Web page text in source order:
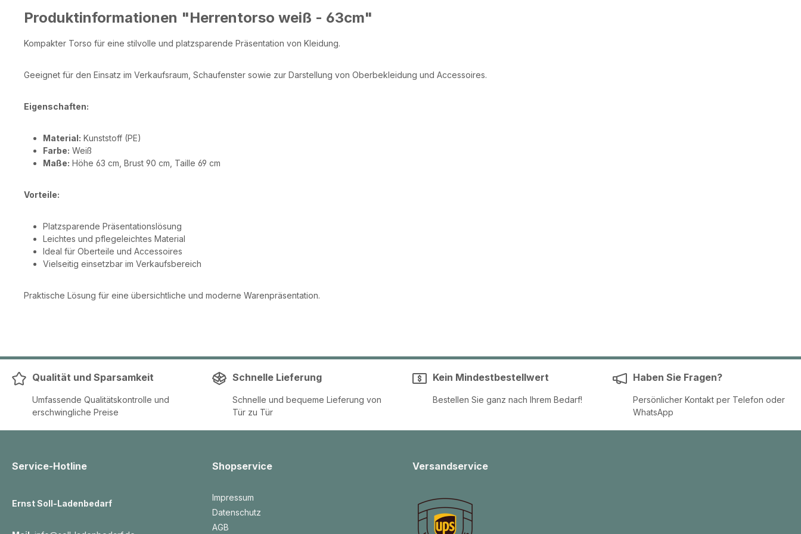
Produktinformationen "Herrentorso weiß - 63cm"
Kompakter Torso für eine stilvolle und platzsparende Präsentation von Kleidung.
Geeignet für den Einsatz im Verkaufsraum, Schaufenster sowie zur Darstellung von Oberbekleidung und Accessoires.
Eigenschaften:
Material: Kunststoff (PE)
Farbe: Weiß
Maße: Höhe 63 cm, Brust 90 cm, Taille 69 cm
Vorteile:
Platzsparende Präsentationslösung
Leichtes und pflegeleichtes Material
Ideal für Oberteile und Accessoires
Vielseitig einsetzbar im Verkaufsbereich
Praktische Lösung für eine übersichtliche und moderne Warenpräsentation.
Qualität und Sparsamkeit
Umfassende Qualitätskontrolle und
erschwingliche Preise
Schnelle Lieferung
Schnelle und bequeme Lieferung von
Tür zu Tür
Kein Mindestbestellwert
Bestellen Sie ganz nach Ihrem Bedarf!
Haben Sie Fragen?
Persönlicher Kontakt per Telefon oder
WhatsApp
Service-Hotline
Ernst Soll-Ladenbedarf
Shopservice
Impressum
Datenschutz
AGB
Versandservice